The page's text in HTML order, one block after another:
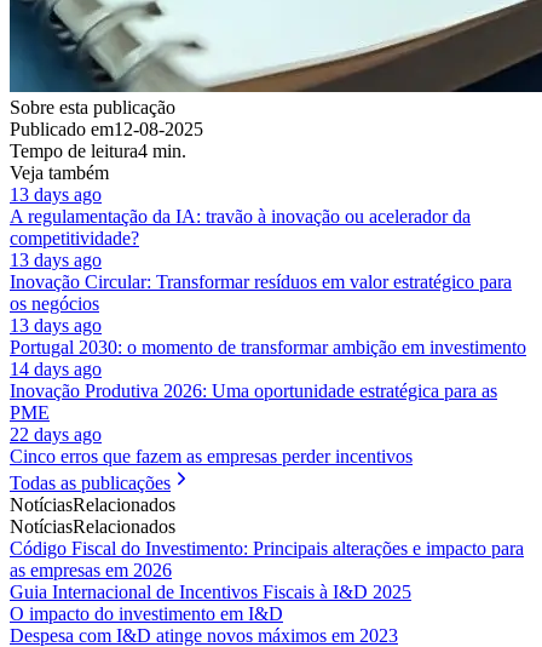
Sobre esta publicação
Publicado em12-08-2025
Tempo de leitura4 min.
Veja também
13 days ago
A regulamentação da IA: travão à inovação ou acelerador da
competitividade?
13 days ago
Inovação Circular: Transformar resíduos em valor estratégico para
os negócios
13 days ago
Portugal 2030: o momento de transformar ambição em investimento
14 days ago
Inovação Produtiva 2026: Uma oportunidade estratégica para as
PME
22 days ago
Cinco erros que fazem as empresas perder incentivos
Todas as publicações
NotíciasRelacionados
NotíciasRelacionados
Código Fiscal do Investimento: Principais alterações e impacto para
as empresas em 2026
Guia Internacional de Incentivos Fiscais à I&D 2025
O impacto do investimento em I&D
Despesa com I&D atinge novos máximos em 2023